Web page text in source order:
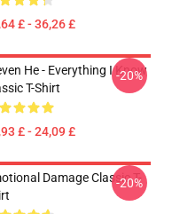
£ - 36,26 £
He - Everything I Know
T-Shirt
£ - 24,09 £
-20%
Damage Classic T-
-20%